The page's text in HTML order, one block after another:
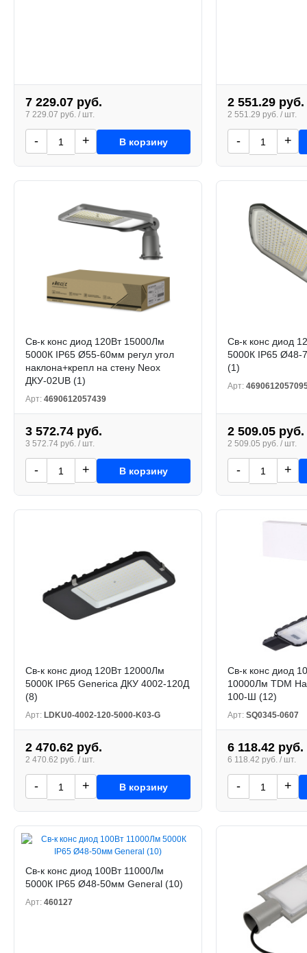
7 229.07 руб.
7 229.07 руб. / шт.
- + В корзину
2 551.29 руб.
2 551.29 руб. / шт.
- +
Св-к конс диод 120Вт 15000Лм
5000К IP65 Ø55-60мм регул угол
наклона+крепл на стену Neox
ДКУ-02UB (1)
Арт: 4690612057439
3 572.74 руб.
3 572.74 руб. / шт.
- + В корзину
Св-к конс диод
5000К IP65 Ø48-
(1)
Арт:
2 509.05 руб.
2 509.05 руб. / шт.
- +
Св-к конс диод 120Вт 12000Лм
5000К IP65 Generica ДКУ 4002-120Д
(8)
Арт: LDKU0-4002-120-5000-K03-G
2 470.62 руб.
2 470.62 руб. / шт.
- + В корзину
Св-к конс диод
10000Лм TDM
100-Ш (12)
Арт: SQ0345-0607
6 118.42 руб.
6 118.42 руб. / шт.
- +
Св-к конс диод 100Вт 11000Лм
5000К IP65 Ø48-50мм General (10)
Арт: 460127